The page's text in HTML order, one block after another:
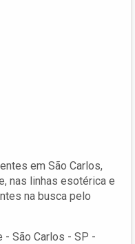
em São Carlos,
nas linhas esotérica e
na busca pelo
- São Carlos - SP -